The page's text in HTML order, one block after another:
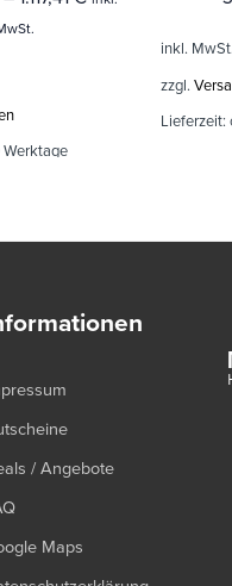
Werktage
inkl. MwSt.
zzgl.
Lieferzeit:
/ Angebote
Maps